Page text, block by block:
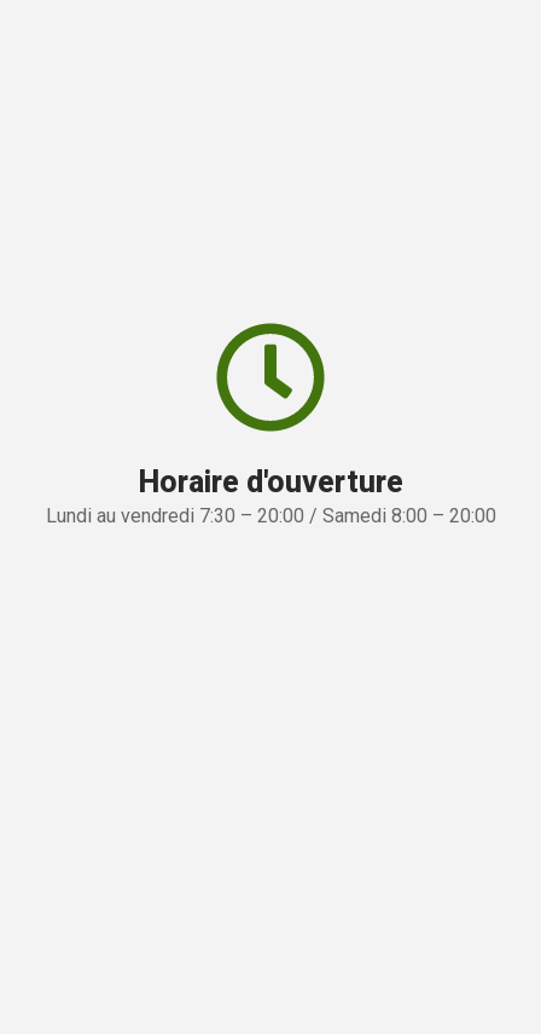
Horaire d'ouverture
Lundi au vendredi 7:30 – 20:00 / Samedi 8:00 – 20:00